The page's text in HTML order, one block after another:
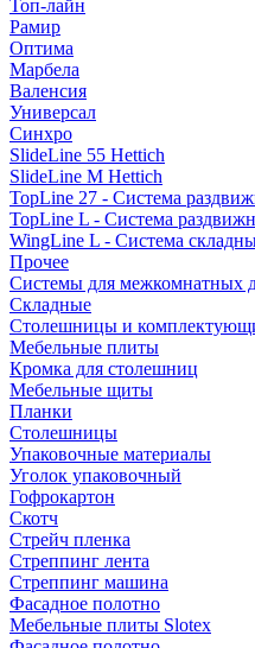
Топ-лайн
Рамир
Оптима
Марбела
Валенсия
Универсал
Синхро
SlideLine 55 Hettich
SlideLine M Hettich
TopLine 27 - Система
TopLine L - Система
WingLine L - Система
Прочее
Системы для межкомнатных
Складные
Столешницы и
Мебельные плиты
Кромка для столешниц
Мебельные щиты
Планки
Столешницы
Упаковочные материалы
Уголок упаковочный
Гофрокартон
Скотч
Стрейч пленка
Стреппинг лента
Стреппинг машина
Фасадное полотно
Мебельные плиты Slotex